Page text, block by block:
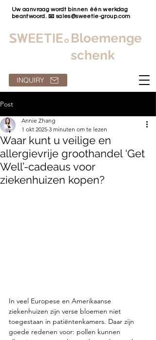
INQUIRY
Bloemenge
schenk
Uw aanvraag wordt binnen één werkdag
beantwoord. 📧sales@sweetie-group.com
Post
Waar kunt u veilige en
allergievrije groothandel ‘Get
Well’-cadeaus voor
ziekenhuizen kopen?
Annie Zhang
1 okt 2025 3 minuten om te lezen
In veel Europese en Amerikaanse
ziekenhuizen zijn verse bloemen niet
toegestaan in patiëntenkamers. Daar zijn
goede redenen voor: pollen kunnen